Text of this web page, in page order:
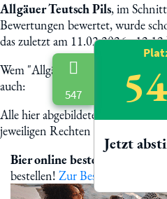
Allgäuer Teutsch Pils, im
Bewertungen bewertet, wurde
das zuletzt am 11.02.2026 -
Wem "Allgäuer Teutsch Pils"
auch:
Alle hier abgebildete Biermarken
jeweiligen Rechten der
547
Jetzt
Bier online bestellen
bestellen! Zur Bestellung